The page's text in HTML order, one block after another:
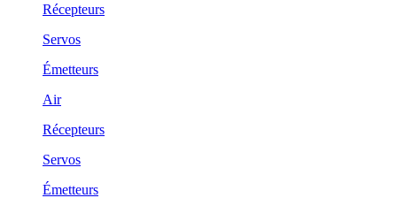
Récepteurs
Servos
Émetteurs
Air
Récepteurs
Servos
Émetteurs